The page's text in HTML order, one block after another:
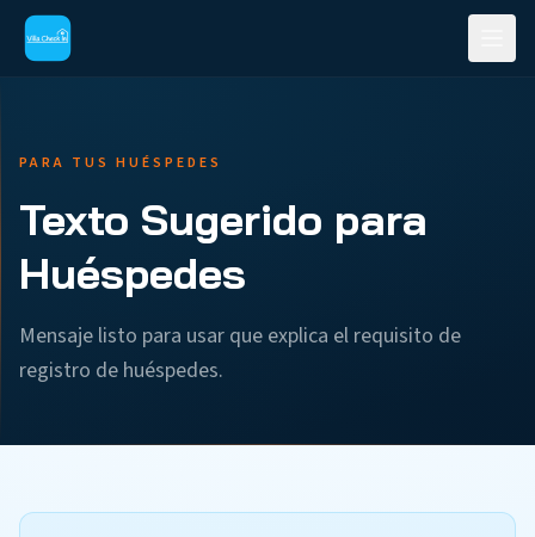
PARA TUS HUÉSPEDES
Texto Sugerido para
Huéspedes
Mensaje listo para usar que explica el requisito de
registro de huéspedes.